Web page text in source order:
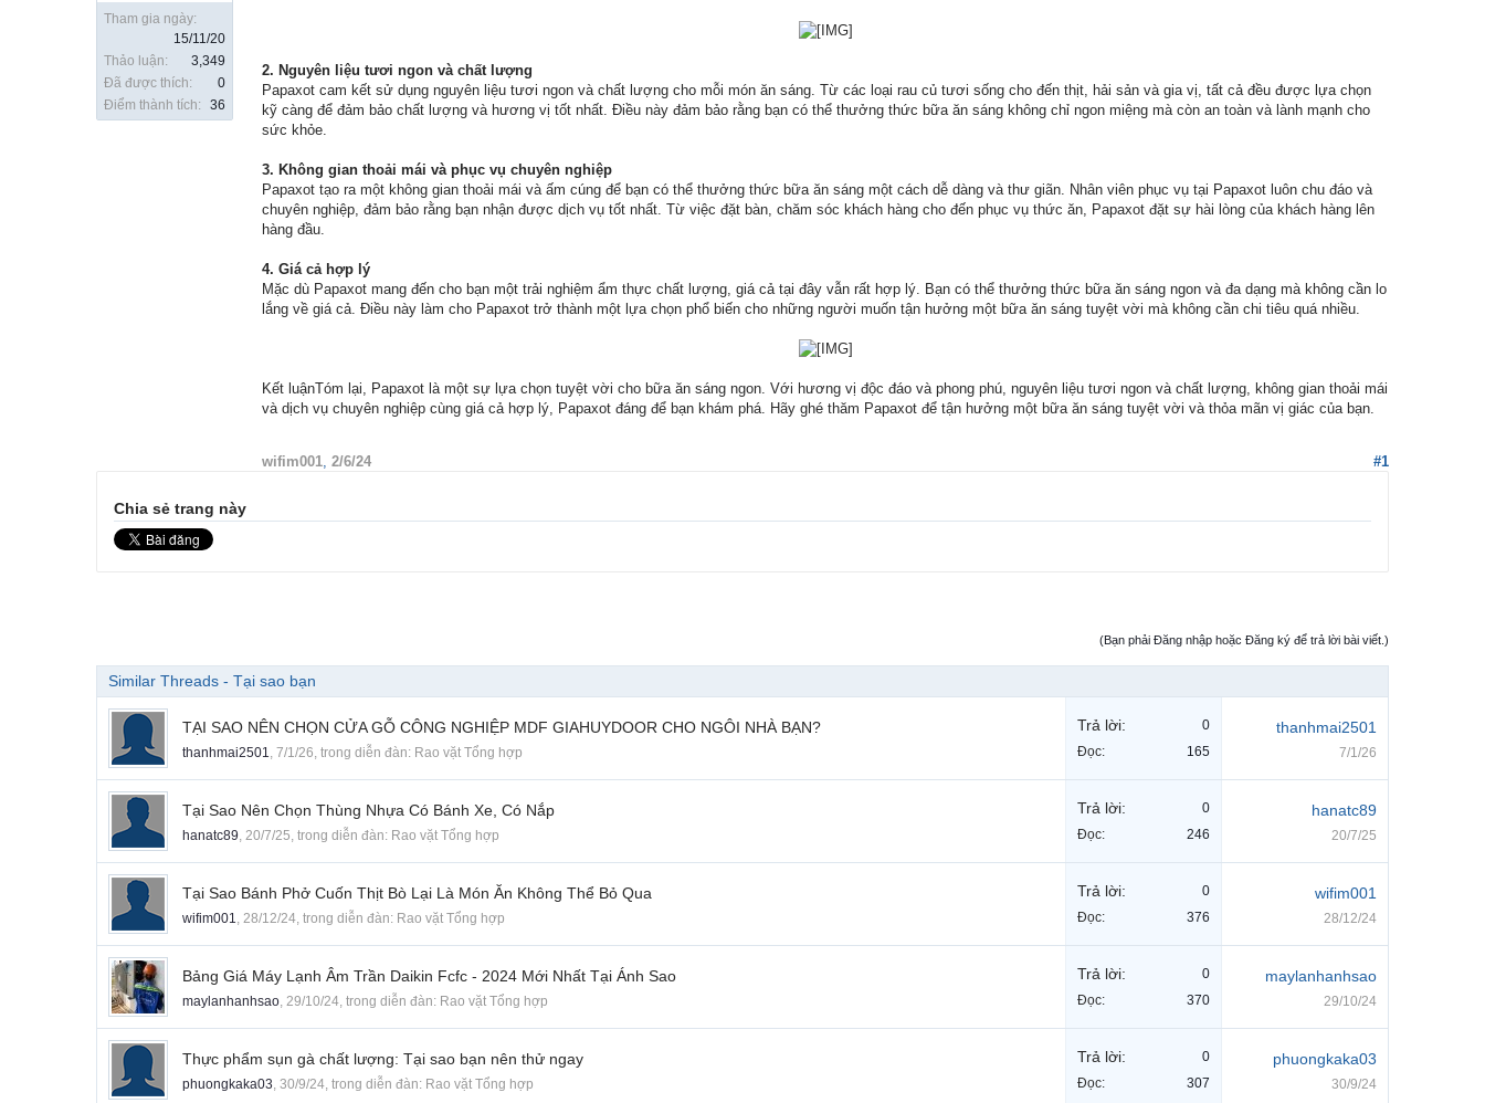
Tham gia ngày:
15/11/20
Thảo luận:
3,349
Đã được thích:
0
Điểm thành tích:
36
2. Nguyên liệu tươi ngon và chất lượng
Papaxot cam kết sử dụng nguyên liệu tươi ngon và chất lượng cho mỗi món ăn sáng. Từ các loại rau củ tươi sống cho đến thịt, hải sản và gia vị, tất cả đều được lựa chọn
kỹ càng để đảm bảo chất lượng và hương vị tốt nhất. Điều này đảm bảo rằng bạn có thể thưởng thức bữa ăn sáng không chỉ ngon miệng mà còn an toàn và lành mạnh cho
sức khỏe.
3. Không gian thoải mái và phục vụ chuyên nghiệp
Papaxot tạo ra một không gian thoải mái và ấm cúng để bạn có thể thưởng thức bữa ăn sáng một cách dễ dàng và thư giãn. Nhân viên phục vụ tại Papaxot luôn chu đáo và
chuyên nghiệp, đảm bảo rằng bạn nhận được dịch vụ tốt nhất. Từ việc đặt bàn, chăm sóc khách hàng cho đến phục vụ thức ăn, Papaxot đặt sự hài lòng của khách hàng lên
hàng đầu.
4. Giá cả hợp lý
Mặc dù Papaxot mang đến cho bạn một trải nghiệm ẩm thực chất lượng, giá cả tại đây vẫn rất hợp lý. Bạn có thể thưởng thức bữa ăn sáng ngon và đa dạng mà không cần lo
lắng về giá cả. Điều này làm cho Papaxot trở thành một lựa chọn phổ biến cho những người muốn tận hưởng một bữa ăn sáng tuyệt vời mà không cần chi tiêu quá nhiều.
Kết luậnTóm lại, Papaxot là một sự lựa chọn tuyệt vời cho bữa ăn sáng ngon. Với hương vị độc đáo và phong phú, nguyên liệu tươi ngon và chất lượng, không gian thoải mái
và dịch vụ chuyên nghiệp cùng giá cả hợp lý, Papaxot đáng để bạn khám phá. Hãy ghé thăm Papaxot để tận hưởng một bữa ăn sáng tuyệt vời và thỏa mãn vị giác của bạn.
wifim001, 2/6/24 #1
Chia sẻ trang này
(Bạn phải Đăng nhập hoặc Đăng ký để trả lời bài viết.)
Similar Threads - Tại sao bạn
TẠI SAO NÊN CHỌN CỬA GỖ CÔNG NGHIỆP MDF GIAHUYDOOR CHO NGÔI NHÀ BẠN?
thanhmai2501, 7/1/26, trong diễn đàn: Rao vặt Tổng hợp
Trả lời:
0
Đọc:
165
thanhmai2501
7/1/26
Tại Sao Nên Chọn Thùng Nhựa Có Bánh Xe, Có Nắp
hanatc89, 20/7/25, trong diễn đàn: Rao vặt Tổng hợp
Trả lời:
0
Đọc:
246
hanatc89
20/7/25
Tại Sao Bánh Phở Cuốn Thịt Bò Lại Là Món Ăn Không Thể Bỏ Qua
wifim001, 28/12/24, trong diễn đàn: Rao vặt Tổng hợp
Trả lời:
0
Đọc:
376
wifim001
28/12/24
Bảng Giá Máy Lạnh Âm Trần Daikin Fcfc - 2024 Mới Nhất Tại Ánh Sao
maylanhanhsao, 29/10/24, trong diễn đàn: Rao vặt Tổng hợp
Trả lời:
0
Đọc:
370
maylanhanhsao
29/10/24
Thực phẩm sụn gà chất lượng: Tại sao bạn nên thử ngay
phuongkaka03, 30/9/24, trong diễn đàn: Rao vặt Tổng hợp
Trả lời:
0
Đọc:
307
phuongkaka03
30/9/24